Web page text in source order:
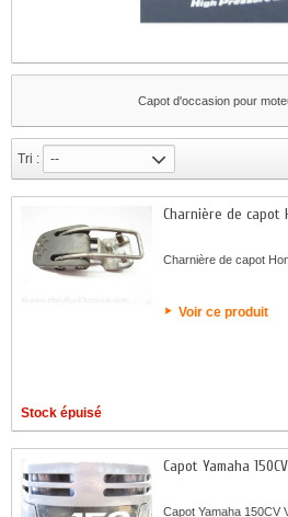
Capot d'occasion pour
Tri : --
Charnière de capot
Charnière de capot
Voir ce produit
Stock épuisé
Capot Yamaha
Capot Yamaha 150CV